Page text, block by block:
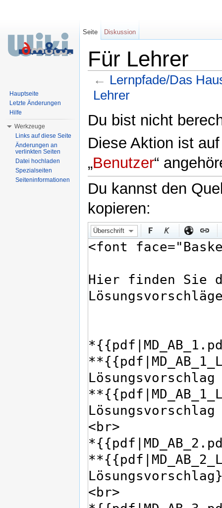
Für Lehrer
← Lernpfade/Das
Lehrer
Du bist nicht
Diese Aktion ist
„Benutzer“
Du kannst den
kopieren:
Überschrift
Seite Diskussion
Hauptseite
Letzte Änderungen
Hilfe
Werkzeuge
Links auf diese Seite
Änderungen an
verlinkten Seiten
Datei hochladen
Spezialseiten
Seiteninformationen